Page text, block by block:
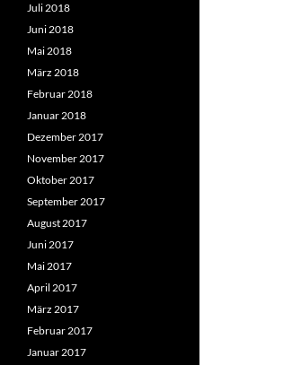
Juli 2018
Juni 2018
Mai 2018
März 2018
Februar 2018
Januar 2018
Dezember 2017
November 2017
Oktober 2017
September 2017
August 2017
Juni 2017
Mai 2017
April 2017
März 2017
Februar 2017
Januar 2017